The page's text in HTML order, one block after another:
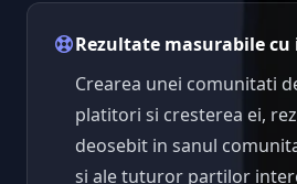
Rezultate masurabile
Crearea unei comunitati
platitori si cresterea ei,
deosebit in sanul
si ale tuturor partilor